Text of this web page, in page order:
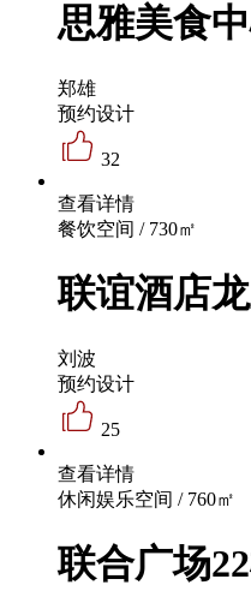
思雅美食
郑雄
预约设计
32
查看详情
餐饮空间 / 730㎡
联谊酒店
刘波
预约设计
25
查看详情
休闲娱乐空间 / 760㎡
联合广场